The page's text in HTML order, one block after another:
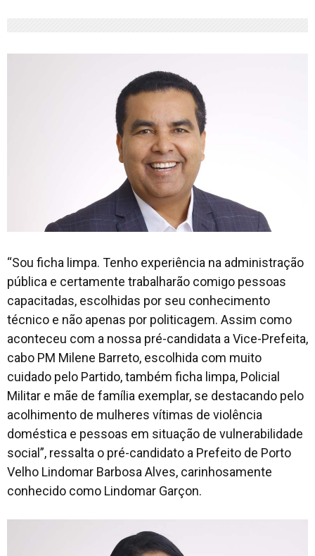
“Sou ficha limpa. Tenho experiência na administração
pública e certamente trabalharão comigo pessoas
capacitadas, escolhidas por seu conhecimento
técnico e não apenas por politicagem. Assim como
aconteceu com a nossa pré-candidata a Vice-Prefeita,
cabo PM Milene Barreto, escolhida com muito
cuidado pelo Partido, também ficha limpa, Policial
Militar e mãe de família exemplar, se destacando pelo
acolhimento de mulheres vítimas de violência
doméstica e pessoas em situação de vulnerabilidade
social”, ressalta o pré-candidato a Prefeito de Porto
Velho Lindomar Barbosa Alves, carinhosamente
conhecido como Lindomar Garçon.